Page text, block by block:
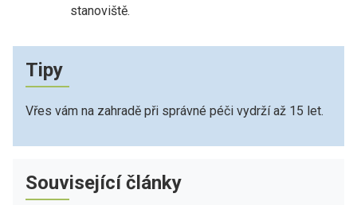
stanoviště.
Tipy
Vřes vám na zahradě při správné péči vydrží až 15 let.
Související články